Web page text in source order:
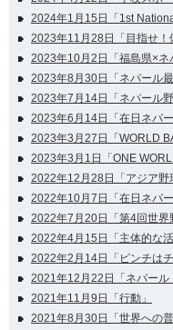
2024年1月15日「1st
2023年11月28日「目指せ！
2023年10月2日「福島県×ネ
2023年8月30日「ネパール最
2023年7月14日「ネパール
2023年6月14日「在日ネパ
2023年3月27日「WORLD
2023年3月1日「ONE
2022年12月28日「アジア野
2022年10月7日「在日ネパー
2022年7月20日「第4回世界
2022年4月15日「主体的な活
2022年2月14日「ピンチはチ
2021年12月22日「ネパール
2021年11月9日「行動」
2021年8月30日「世界への普